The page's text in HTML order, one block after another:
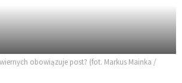
obowiązuje post? (fot. Markus Mainka /